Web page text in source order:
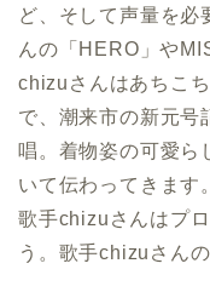
ど、そして声量を必
んの「HERO」や
chizuさんはあちこ
で、潮来市の新元号
唱。着物姿の可愛ら
いて伝わってきます
歌手chizuさんはプ
う。歌手chizuさん